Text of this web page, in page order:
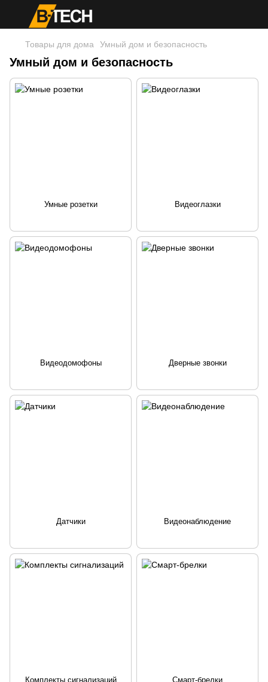
Товары для дома Умный дом и безопасность
Умный дом и безопасность
Умные розетки Видеоглазки
Видеодомофоны Дверные звонки
Датчики Видеонаблюдение
Комплекты сигнализаций Смарт-брелки